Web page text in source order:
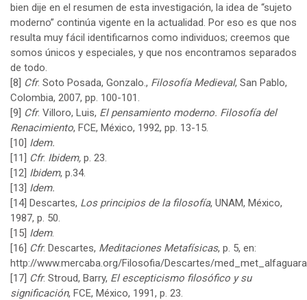
bien dije en el resumen de esta investigación, la idea de “sujeto
moderno” continúa vigente en la actualidad. Por eso es que nos
resulta muy fácil identificarnos como individuos; creemos que
somos únicos y especiales, y que nos encontramos separados
de todo.
[8] Cfr. Soto Posada, Gonzalo., Filosofía Medieval, San Pablo,
Colombia, 2007, pp. 100-101.
[9] Cfr. Villoro, Luis, El pensamiento moderno. Filosofía del
Renacimiento, FCE, México, 1992, pp. 13-15.
[10] Idem.
[11] Cfr. Ibidem, p. 23.
[12] Ibidem, p.34.
[13] Idem.
[14] Descartes, Los principios de la filosofía, UNAM, México,
1987, p. 50.
[15] Idem.
[16] Cfr. Descartes, Meditaciones Metafísicas, p. 5, en:
http://www.mercaba.org/Filosofia/Descartes/
[17] Cfr. Stroud, Barry, El escepticismo filosófico y su
significación, FCE, México, 1991, p. 23.